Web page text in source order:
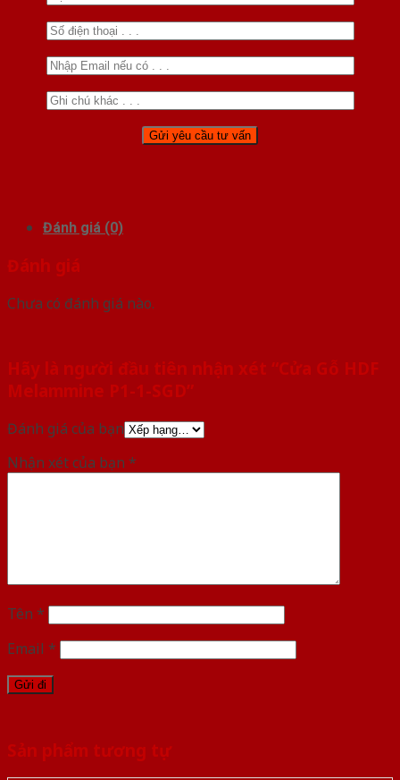
Đánh giá (0)
Đánh giá
Chưa có đánh giá nào.
Hãy là người đầu tiên nhận xét “Cửa Gỗ HDF
Melammine P1-1-SGD”
Đánh giá của bạn
Nhận xét của bạn *
Tên *
Email *
Sản phẩm tương tự